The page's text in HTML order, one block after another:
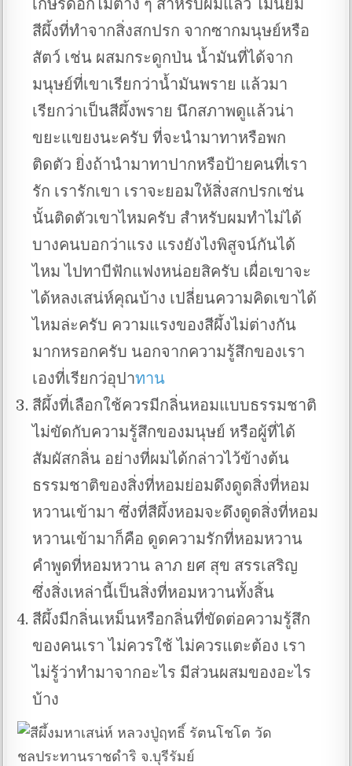
เกษรดอกไม้ต่าง ๆ สำหรับผมแล้ว ไม่นิยม
สีผึ้งที่ทำจากสิ่งสกปรก จากซากมนุษย์หรือ
สัตว์ เช่น ผสมกระดูกป่น น้ำมันที่ได้จาก
มนุษย์ที่เขาเรียกว่าน้ำมันพราย แล้วมา
เรียกว่าเป็นสีผึ้งพราย นึกสภาพดูแล้วน่า
ขยะแขยงนะครับ ที่จะนำมาทาหรือพก
ติดตัว ยิ่งถ้านำมาทาปากหรือป้ายคนที่เรา
รัก เรารักเขา เราจะยอมให้สิ่งสกปรกเช่น
นั้นติดตัวเขาไหมครับ สำหรับผมทำไม่ได้
บางคนบอกว่าแรง แรงยังไงพิสูจน์กันได้
ไหม ไปทาบีฟักแฟงหน่อยสิครับ เผื่อเขาจะ
ได้หลงเสน่ห์คุณบ้าง เปลี่ยนความคิดเขาได้
ไหมล่ะครับ ความแรงของสีผึ้งไม่ต่างกัน
มากหรอกครับ นอกจากความรู้สึกของเรา
เองที่เรียกว่อุปาทาน
สีผึ้งที่เลือกใช้ควรมีกลิ่นหอมแบบธรรมชาติ
ไม่ขัดกับความรู้สึกของมนุษย์ หรือผู้ที่ได้
สัมผัสกลิ่น อย่างที่ผมได้กล่าวไว้ข้างต้น
ธรรมชาติของสิ่งที่หอมย่อมดึงดูดสิ่งที่หอม
หวานเข้ามา ซึ่งที่สีผึ้งหอมจะดึงดูดสิ่งที่หอม
หวานเข้ามาก็คือ ดูดความรักที่หอมหวาน
คำพูดที่หอมหวาน ลาภ ยศ สุข สรรเสริญ
ซึ่งสิ่งเหล่านี้เป็นสิ่งที่หอมหวานทั้งสิ้น
สีผึ้งมีกลิ่นเหม็นหรือกลิ่นที่ขัดต่อความรู้สึก
ของคนเรา ไม่ควรใช้ ไม่ควรแตะต้อง เรา
ไม่รู้ว่าทำมาจากอะไร มีส่วนผสมของอะไร
บ้าง